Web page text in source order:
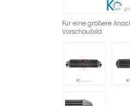
Für eine größere
Vorschaubild